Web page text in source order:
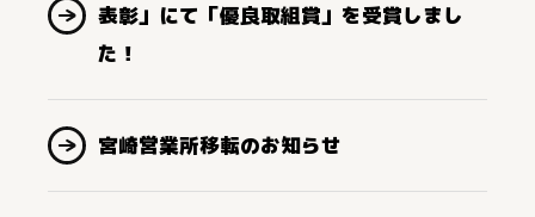
表彰」にて「優良取組賞」を受賞しまし
た！
宮崎営業所移転のお知らせ